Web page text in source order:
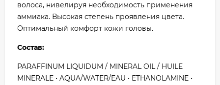
волоса, нивелируя необходимость применения
аммиака. Высокая степень проявления цвета.
Оптимальный комфорт кожи головы.
Состав:
PARAFFINUM LIQUIDUM / MINERAL OIL / HUILE
MINERALE • AQUA/WATER/EAU • ETHANOLAMINE •